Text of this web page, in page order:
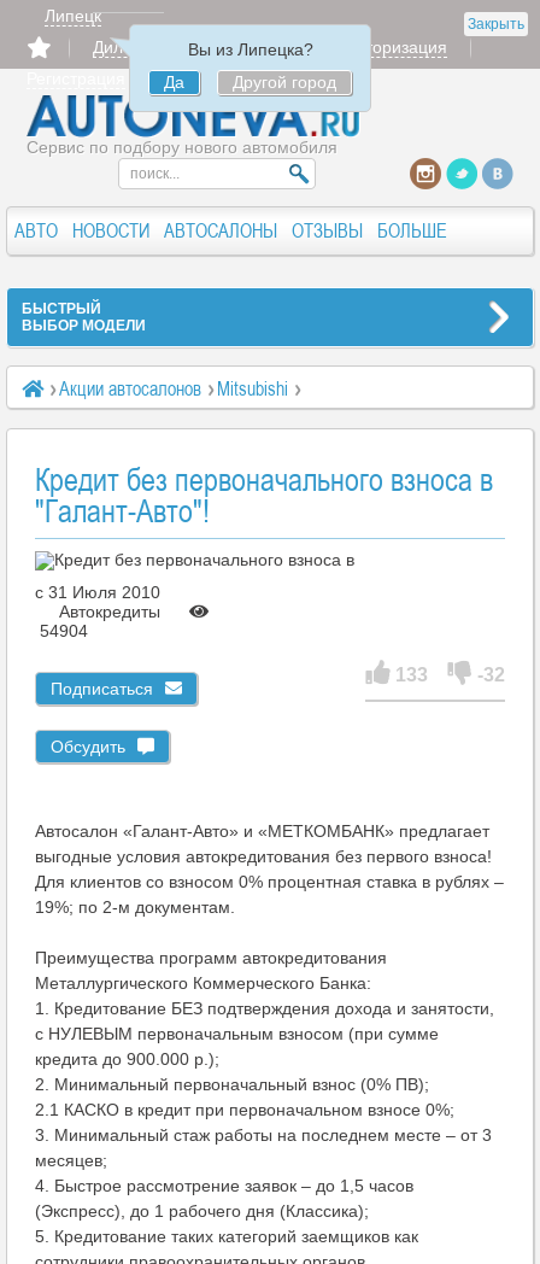
Закрыть
Липецк
Вы из Липецка?
Да
Другой город
Дилерам Продать
Авторизация
Сервис по подбору нового автомобиля
АВТО НОВОСТИ АВТОСАЛОНЫ ОТЗЫВЫ БОЛЬШЕ
БЫСТРЫЙ
ВЫБОР МОДЕЛИ
Акции автосалонов
Mitsubishi
Кредит без первоначального взноса в "Галант-Авто"!
Кредит без первоначального взноса в
"Галант-Авто"!
c 31 Июля 2010
Автокредиты
54904
Подписаться
Обсудить
133 -32
Автосалон «Галант-Авто» и «МЕТКОМБАНК» предлагает
выгодные условия автокредитования без первого взноса!
Для клиентов со взносом 0% процентная ставка в рублях –
19%; по 2-м документам.
Преимущества программ автокредитования
Металлургического Коммерческого Банка:
1. Кредитование БЕЗ подтверждения дохода и занятости,
с НУЛЕВЫМ первоначальным взносом (при сумме
кредита до 900.000 р.);
2. Минимальный первоначальный взнос (0% ПВ);
2.1 КАСКО в кредит при первоначальном взносе 0%;
3. Минимальный стаж работы на последнем месте – от 3
месяцев;
4. Быстрое рассмотрение заявок – до 1,5 часов
(Экспресс), до 1 рабочего дня (Классика);
5. Кредитование таких категорий заемщиков как